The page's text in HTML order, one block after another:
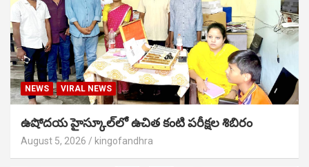
NEWS VIRAL NEWS
ఉషోదయ హైస్కూల్‌లో ఉచిత కంటి పరీక్షల శిబిరం
August 5, 2026 kingofandhra